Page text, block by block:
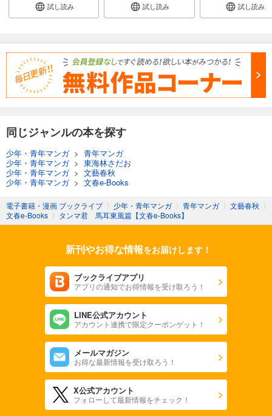
試し読み 試し読み 試し読み
同じジャンルの本を探す
少年・青年マンガ> 青年マンガ
少年・青年マンガ> 東海林さだお
少年・青年マンガ> 文藝春秋
少年・青年マンガ> 文春e-Books
電子書籍・漫画 ブックライブ 〉 少年・青年マンガ 〉 青年マンガ 〉 文藝春秋 〉
文春e-Books 〉 タンマ君 馬耳東風篇【文春e-Books】
新刊やお得な情報をお届けします！
ブックライブアプリ
アプリの通知でお得情報を受け取ろう！
LINE公式アカウント
アカウント連携で限定クーポンゲット！
メールマガジン
お得な最新情報を受け取ろう！
X公式アカウント
フォローして最新情報をチェック！